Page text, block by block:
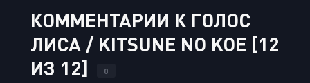
КОММЕНТАРИИ К ГОЛОС
ЛИСА / KITSUNE NO KOE [12
ИЗ 12]
0